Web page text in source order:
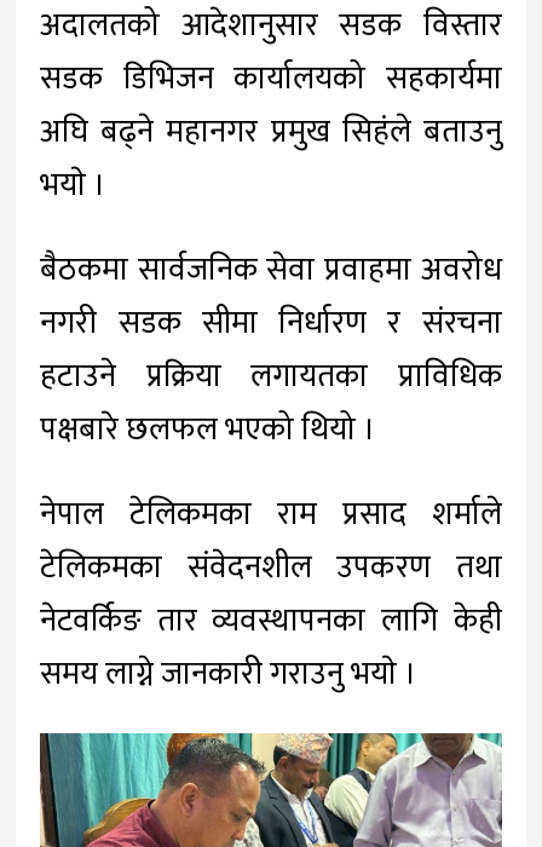
अदालतको आदेशानुसार सडक विस्तार
सडक डिभिजन कार्यालयको सहकार्यमा
अघि बढ्ने महानगर प्रमुख सिहंले बताउनु
भयाे ।
बैठकमा सार्वजनिक सेवा प्रवाहमा अवरोध
नगरी सडक सीमा निर्धारण र संरचना
हटाउने प्रक्रिया लगायतका प्राविधिक
पक्षबारे छलफल भएको थियो ।
नेपाल टेलिकमका राम प्रसाद शर्माले
टेलिकमका संवेदनशील उपकरण तथा
नेटवर्किङ तार व्यवस्थापनका लागि केही
समय लाग्ने जानकारी गराउनु भयाे ।